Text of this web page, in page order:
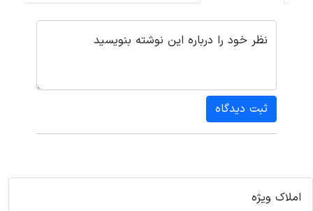
نظر خود را درباره این نوشته بنویسید
ثبت دیدگاه
املاک ویژه